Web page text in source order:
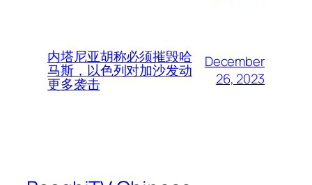
内塔尼亚胡称必须摧毁哈
马斯，以色列对加沙发动
更多袭击
December
26, 2023